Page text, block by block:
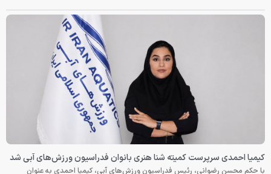
کیمیا احمدی سرپرست کمیته شنا هنری بانوان فدراسیون ورزش‌های آبی شد
با حکم محسن رضوانی، رئیس فدراسیون ورزش‌های آبی، کیمیا احمدی به عنوان